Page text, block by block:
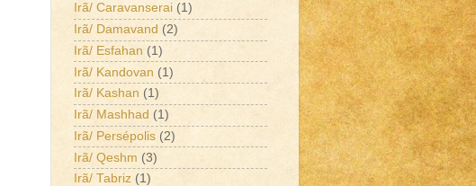
Irã/ Caravanserai (1)
Irã/ Damavand (2)
Irã/ Esfahan (1)
Irã/ Kandovan (1)
Irã/ Kashan (1)
Irã/ Mashhad (1)
Irã/ Persépolis (2)
Irã/ Qeshm (3)
Irã/ Tabriz (1)